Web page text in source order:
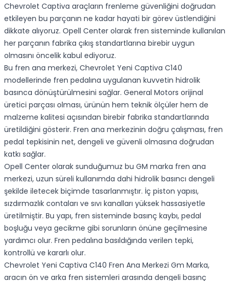
Chevrolet Captiva araçların frenleme güvenliğini doğrudan
etkileyen bu parçanın ne kadar hayati bir görev üstlendiğini
dikkate alıyoruz. Opell Center olarak fren sisteminde kullanılan
her parçanın fabrika çıkış standartlarına birebir uygun
olmasını öncelik kabul ediyoruz.
Bu fren ana merkezi, Chevrolet Yeni Captiva C140
modellerinde fren pedalına uygulanan kuvvetin hidrolik
basınca dönüştürülmesini sağlar. General Motors orijinal
üretici parçası olması, ürünün hem teknik ölçüler hem de
malzeme kalitesi açısından birebir fabrika standartlarında
üretildiğini gösterir. Fren ana merkezinin doğru çalışması, fren
pedal tepkisinin net, dengeli ve güvenli olmasına doğrudan
katkı sağlar.
Opell Center olarak sunduğumuz bu GM marka fren ana
merkezi, uzun süreli kullanımda dahi hidrolik basıncı dengeli
şekilde iletecek biçimde tasarlanmıştır. İç piston yapısı,
sızdırmazlık contaları ve sıvı kanalları yüksek hassasiyetle
üretilmiştir. Bu yapı, fren sisteminde basınç kaybı, pedal
boşluğu veya gecikme gibi sorunların önüne geçilmesine
yardımcı olur. Fren pedalına basıldığında verilen tepki,
kontrollü ve kararlı olur.
Chevrolet Yeni Captiva C140 Fren Ana Merkezi Gm Marka,
aracın ön ve arka fren sistemleri arasında dengeli basınç